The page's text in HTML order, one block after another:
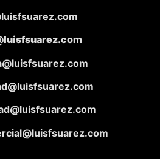
luisfsuarez.com